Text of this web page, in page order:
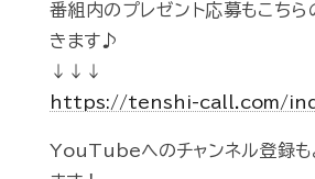
番組内のプレゼント応募もこちら
きます♪
↓↓↓
https://tenshi-call.com/
YouTubeへのチャンネル登録も